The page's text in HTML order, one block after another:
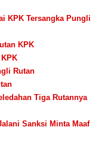
KPK Tersangka Pungli
KPK
Rutan
Tiga Rutannya
Sanksi Minta Maaf